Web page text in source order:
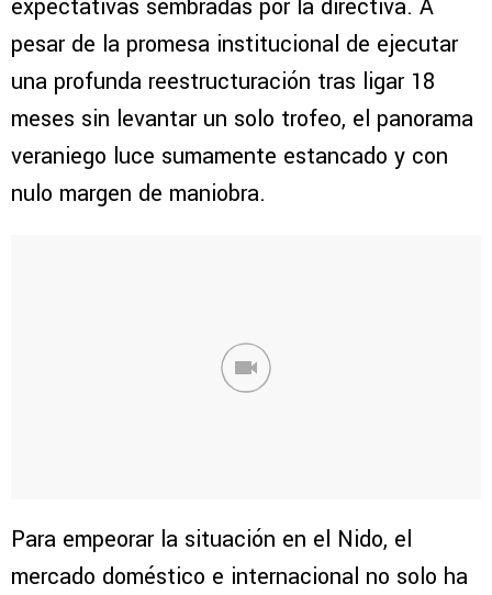
expectativas sembradas por la directiva. A
pesar de la promesa institucional de ejecutar
una profunda reestructuración tras ligar 18
meses sin levantar un solo trofeo, el panorama
veraniego luce sumamente estancado y con
nulo margen de maniobra.
Para empeorar la situación en el Nido, el
mercado doméstico e internacional no solo ha